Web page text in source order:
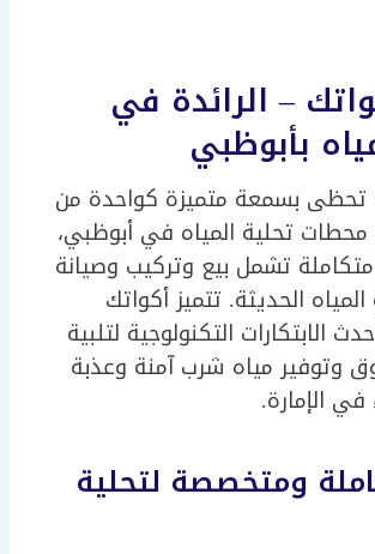
– الرائدة في
بأبوظبي
تحظى بسمعة متميزة كواحدة من
تحلية المياه في أبوظبي،
تشمل بيع وتركيب وصيانة
الحديثة. تتميز أكواتك
الابتكارات التكنولوجية لتلبية
وتوفير مياه شرب آمنة وعذبة
في الإمارة.
ومتخصصة لتحلية